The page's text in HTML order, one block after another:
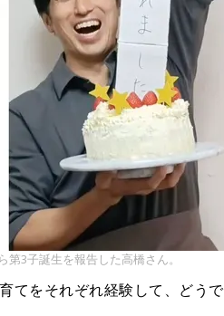
3子誕生を報告した高橋さん。
をそれぞれ経験して、どうで